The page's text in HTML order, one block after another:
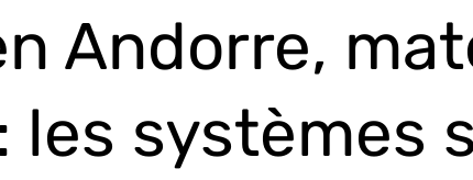
Andorre,
les systèmes